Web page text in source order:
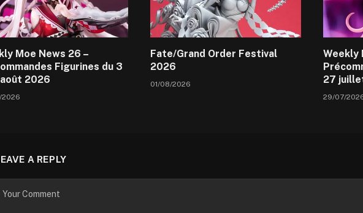
Moe News 26 –
Figurines du 3
2026
Fate/Grand Order Festival
2026
01/08/2026
Weekly
27
29/07/
A REPLY